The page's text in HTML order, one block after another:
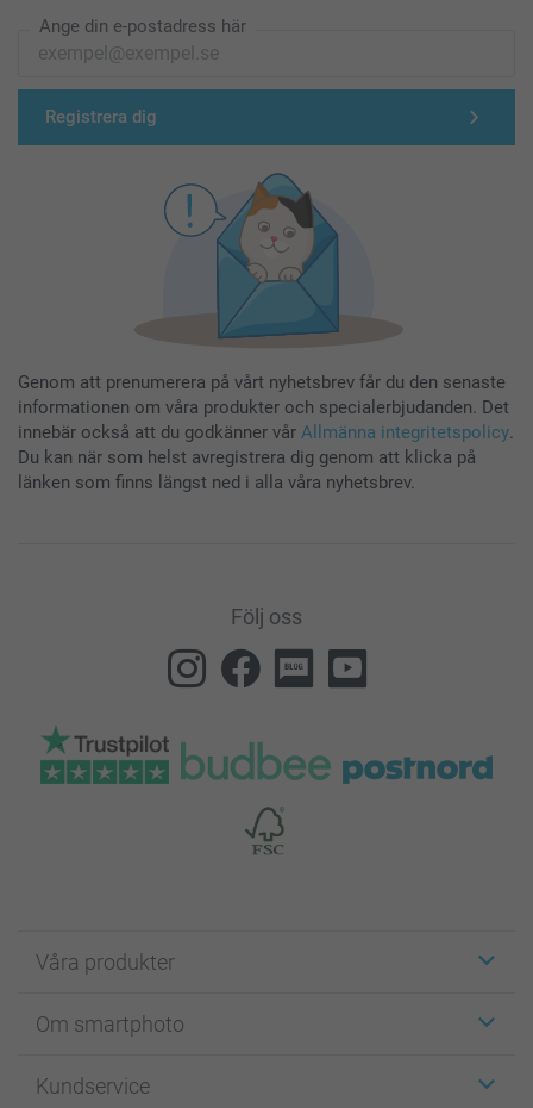
Ange din e-postadress här
Registrera dig
Genom att prenumerera på vårt nyhetsbrev får du den senaste
informationen om våra produkter och specialerbjudanden. Det
innebär också att du godkänner vår Allmänna integritetspolicy.
Du kan när som helst avregistrera dig genom att klicka på
länken som finns längst ned i alla våra nyhetsbrev.
Följ oss
Våra produkter
Fotokort
Fotoböcker
Om smartphoto
För affiliates
Kundservice